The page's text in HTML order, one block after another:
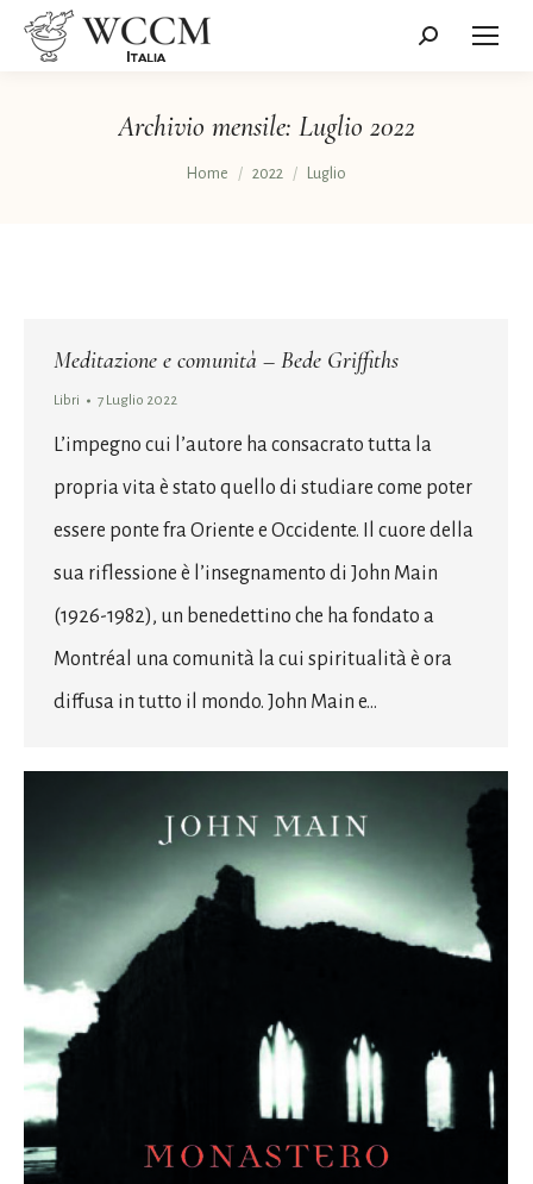
Cerca:
Archivio mensile: Luglio 2022
Tu sei qui:
Home 2022 Luglio
Meditazione e comunità – Bede Griffiths
Libri 7 Luglio 2022
L’impegno cui l’autore ha consacrato tutta la
propria vita è stato quello di studiare come poter
essere ponte fra Oriente e Occidente. Il cuore della
sua riflessione è l’insegnamento di John Main
(1926-1982), un benedettino che ha fondato a
Montréal una comunità la cui spiritualità è ora
diffusa in tutto il mondo. John Main e…